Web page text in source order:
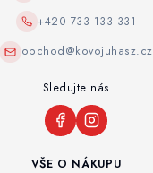
VŠE O NÁKUPU
+420 733 133 331
obchod@kovojuhasz.cz
Sledujte nás